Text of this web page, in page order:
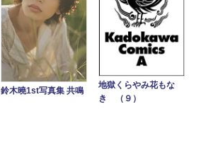
鈴木曉1st写真集 共鳴
地獄くらやみ花もな
き （９）